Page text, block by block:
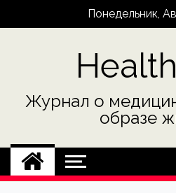
Понедельник,
Журнал о
образе